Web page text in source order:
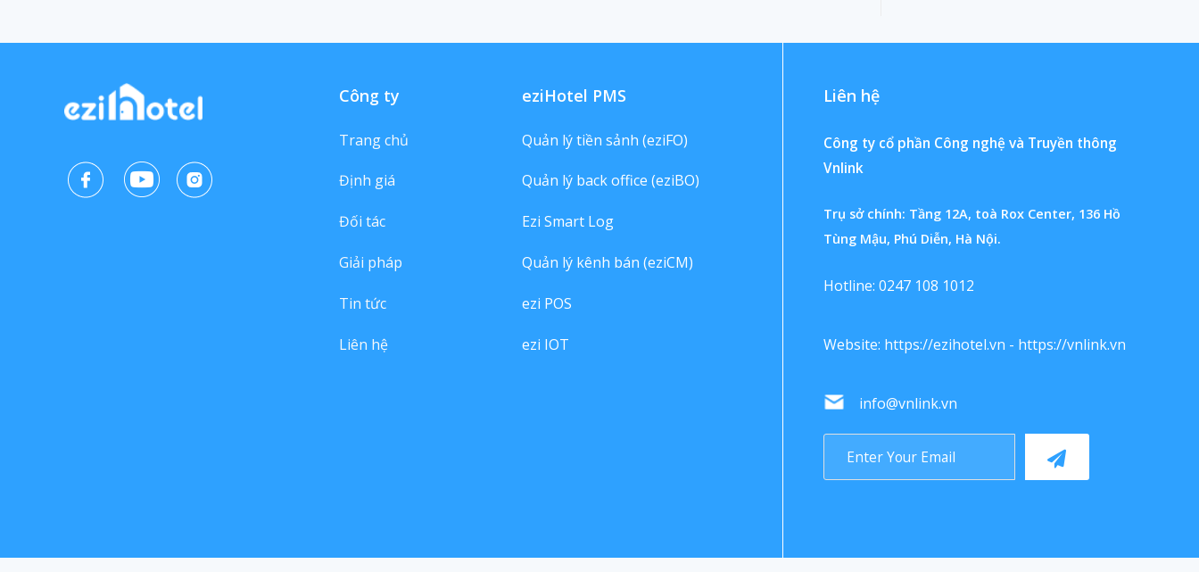
Công ty
Trang chủ
Định giá
Đối tác
Giải pháp
Tin tức
Liên hệ
eziHotel PMS
Quản lý tiền sảnh (eziFO)
Quản lý back office (eziBO)
Ezi Smart Log
Quản lý kênh bán (eziCM)
ezi POS
ezi IOT
Liên hệ
Công ty cổ phần Công nghệ và Truyền thông
Vnlink
Trụ sở chính: Tầng 12A, toà Rox Center, 136 Hồ
Tùng Mậu, Phú Diễn, Hà Nội.
Hotline: 0247 108 1012
Website: https://ezihotel.vn - https://vnlink.vn
info@vnlink.vn